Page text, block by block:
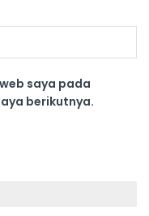
saya pada
berikutnya.